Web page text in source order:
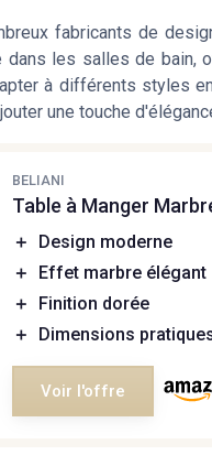
fabricants de
les salles de bain,
à différents styles
une touche
BELIANI
Table à Manger
＋
Design moderne
＋
Effet marbre élégant
＋
Finition dorée
＋
Dimensions
Voir l'offre